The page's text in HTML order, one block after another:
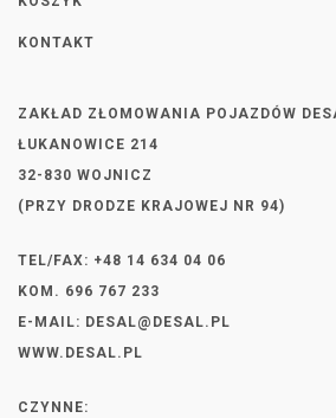
KONTAKT
ZAKŁAD ZŁOMOWANIA POJAZDÓW
ŁUKANOWICE 214
32-830 WOJNICZ
(PRZY DRODZE KRAJOWEJ NR 94)
TEL/FAX: +48 14 634 04 06
KOM. 696 767 233
E-MAIL: DESAL@DESAL.PL
WWW.DESAL.PL
CZYNNE: